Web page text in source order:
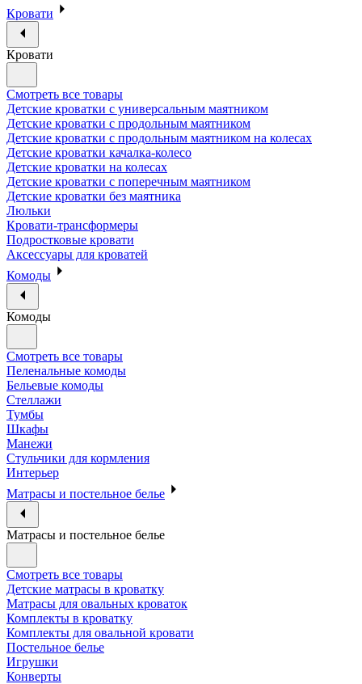
Кровати
Кровати
Смотреть все товары
Детские кроватки с универсальным маятником
Детские кроватки с продольным маятником
Детские кроватки с продольным маятником на колесах
Детские кроватки качалка-колесо
Детские кроватки на колесах
Детские кроватки с поперечным маятником
Детские кроватки без маятника
Люльки
Кровати-трансформеры
Подростковые кровати
Аксессуары для кроватей
Комоды
Комоды
Смотреть все товары
Пеленальные комоды
Бельевые комоды
Стеллажи
Тумбы
Шкафы
Манежи
Стульчики для кормления
Интерьер
Матрасы и постельное белье
Матрасы и постельное белье
Смотреть все товары
Детские матрасы в кроватку
Матрасы для овальных кроваток
Комплекты в кроватку
Комплекты для овальной кровати
Постельное белье
Игрушки
Конверты